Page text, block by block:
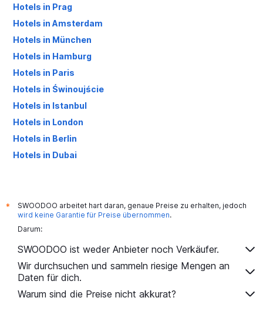
Hotels in Prag
Hotels in Amsterdam
Hotels in München
Hotels in Hamburg
Hotels in Paris
Hotels in Świnoujście
Hotels in Istanbul
Hotels in London
Hotels in Berlin
Hotels in Dubai
*
SWOODOO arbeitet hart daran, genaue Preise zu erhalten, jedoch
wird keine Garantie für Preise übernommen.
Darum:
SWOODOO ist weder Anbieter noch Verkäufer.
Wir durchsuchen und sammeln riesige Mengen an
Daten für dich.
Warum sind die Preise nicht akkurat?